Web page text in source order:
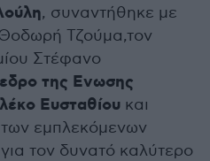
, συναντήθηκε με
Τζούμα,τον
Στέφανο
της Ενωσης
Ευσταθίου και
εμπλεκόμενων
τον δυνατό καλύτερο